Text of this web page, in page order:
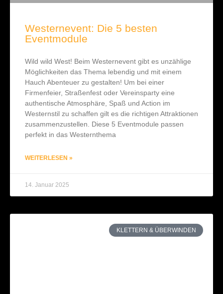
Westernevent: Die 5 besten
Eventmodule
Wild wild West! Beim Westernevent gibt es unzählige
Möglichkeiten das Thema lebendig und mit einem
Hauch Abenteuer zu gestalten! Um bei einer
Firmenfeier, Straßenfest oder Vereinsparty eine
authentische Atmosphäre, Spaß und Action im
Westernstil zu schaffen gilt es die richtigen Attraktionen
zusammenzustellen. Diese 5 Eventmodule passen
perfekt in das Westernthema
WEITERLESEN »
14. Januar 2025
KLETTERN & ÜBERWINDEN